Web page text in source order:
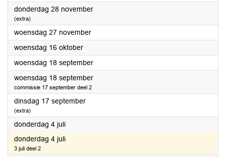
donderdag 28 november2024
(extra)
woensdag 27 november2024
woensdag 16 oktober2024
woensdag 18 september2024
woensdag 18 september2024
commissie 17 september deel 2
dinsdag 17 september2024
(extra)
donderdag 4 juli2024
donderdag 4 juli2024
3 juli deel 2